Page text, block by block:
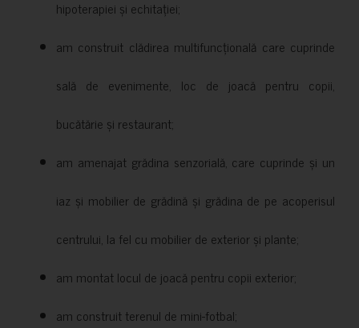
hipoterapiei și echitației;
am construit clădirea multifuncțională care cuprinde
sală de evenimente, loc de joacă pentru copii,
bucătărie și restaurant;
am amenajat grădina senzorială, care cuprinde și un
iaz și mobilier de grădină și grădina de pe acoperisul
centrului, la fel cu mobilier de exterior și plante;
am montat locul de joacă pentru copii exterior;
am construit terenul de mini-fotbal;